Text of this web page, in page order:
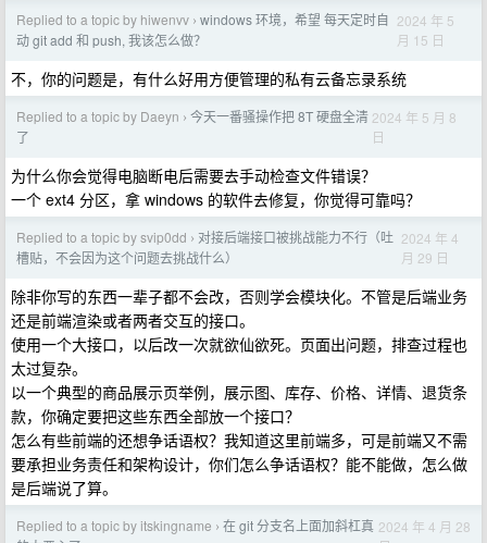
Replied to a topic by hiwenvv › windows 环境，希望 每天定时自
动 git add 和 push, 我该怎么做？
2024 年 5
月 15 日
不，你的问题是，有什么好用方便管理的私有云备忘录系统
Replied to a topic by Daeyn › 今天一番骚操作把 8T 硬盘全清
了
2024 年 5 月 8
日
为什么你会觉得电脑断电后需要去手动检查文件错误？
一个 ext4 分区，拿 windows 的软件去修复，你觉得可靠吗？
Replied to a topic by svip0dd › 对接后端接口被挑战能力不行（吐
槽贴，不会因为这个问题去挑战什么）
2024 年 4
月 29 日
除非你写的东西一辈子都不会改，否则学会模块化。不管是后端业务
还是前端渲染或者两者交互的接口。
使用一个大接口，以后改一次就欲仙欲死。页面出问题，排查过程也
太过复杂。
以一个典型的商品展示页举例，展示图、库存、价格、详情、退货条
款，你确定要把这些东西全部放一个接口？
怎么有些前端的还想争话语权？我知道这里前端多，可是前端又不需
要承担业务责任和架构设计，你们怎么争话语权？能不能做，怎么做
是后端说了算。
Replied to a topic by itskingname › 在 git 分支名上面加斜杠真 2024 年 4 月 28